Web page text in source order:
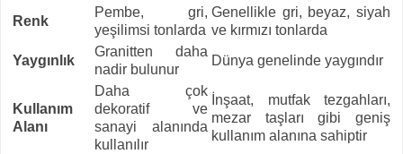
Renk
Pembe, gri,
yeşilimsi tonlarda
Genellikle gri, beyaz, siyah
ve kırmızı tonlarda
Yaygınlık
Granitten daha
nadir bulunur
Dünya genelinde yaygındır
Kullanım
Alanı
Daha çok
dekoratif ve
sanayi alanında
kullanılır
İnşaat, mutfak tezgahları,
mezar taşları gibi geniş
kullanım alanına sahiptir